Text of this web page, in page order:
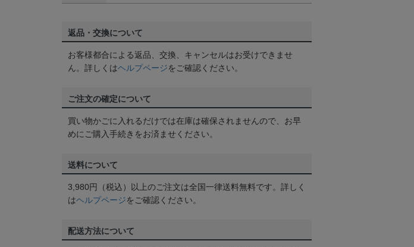
返品・交換について
お客様都合による返品、交換、キャンセルはお受けできませ
ん。詳しくはヘルプページをご確認ください。
ご注文の確定について
買い物かごに入れるだけでは在庫は確保されませんので、お早
めにご購入手続きをお済ませください。
送料について
3,980円（税込）以上のご注文は全国一律送料無料です。詳しく
はヘルプページをご確認ください。
配送方法について